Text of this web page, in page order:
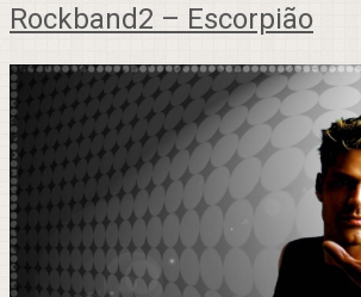
Rockband2 – Escorpião